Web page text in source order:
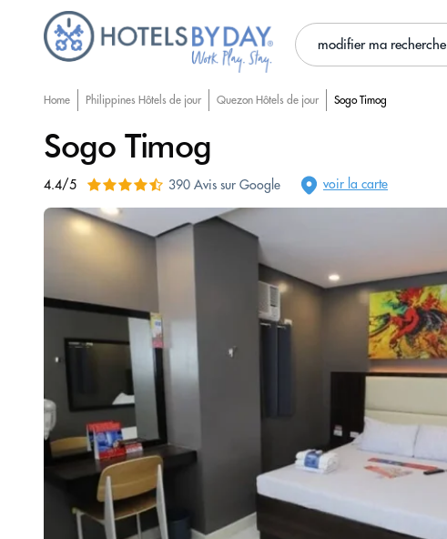
modifier ma recherche
Home Philippines Hôtels de jour Quezon Hôtels de jour Sogo Timog
Sogo Timog
4.4/5 390 Avis sur Google voir la carte